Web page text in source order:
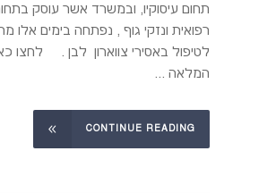
תחום עיסוקיו, ובמשרד אשר עוסק
רפואית ונזקי גוף , נפתחה בימים אלו
לטיפול באסירי צווארון לבן . לחצו
המלאה ...
CONTINUE READING